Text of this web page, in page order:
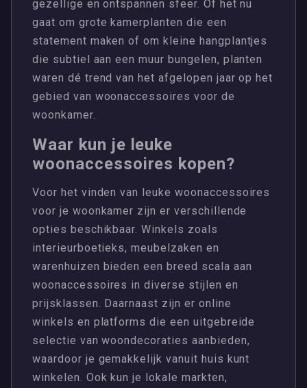
gezellige en ontspannen sfeer. Of het nu
gaat om grote kamerplanten die een
statement maken of om kleine hangplantjes
die subtiel aan een muur bungelen, planten
waren dé trend van het afgelopen jaar op het
gebied van woonaccessoires voor de
woonkamer.
Waar kun je leuke
woonaccessoires kopen?
Voor het vinden van leuke woonaccessoires
voor je woonkamer zijn er verschillende
opties beschikbaar. Winkels zoals
interieurboetieks, meubelzaken en
warenhuizen bieden een breed scala aan
woonaccessoires in diverse stijlen en
prijsklassen. Daarnaast zijn er online
winkels en platforms die een uitgebreide
selectie van woondecoraties aanbieden,
waardoor je gemakkelijk vanuit huis kunt
winkelen. Ook kun je lokale markten,